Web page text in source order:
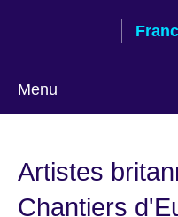
Menu
language
Artistes
Chantiers